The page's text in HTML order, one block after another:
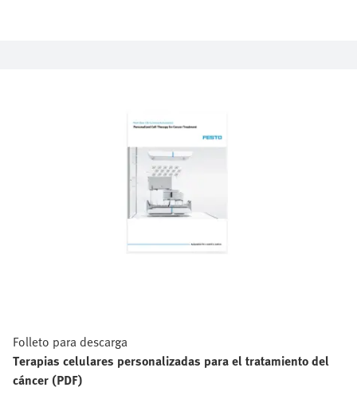
Folleto para descarga
Terapias celulares personalizadas para el tratamiento del
cáncer (PDF)